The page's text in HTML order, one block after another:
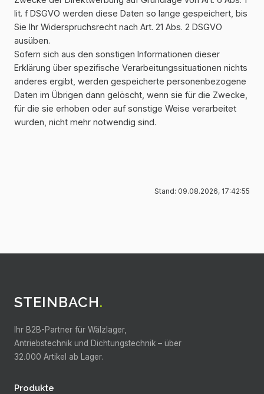
lit. f DSGVO werden diese Daten so lange gespeichert, bis
Sie Ihr Widerspruchsrecht nach Art. 21 Abs. 2 DSGVO
ausüben.
Sofern sich aus den sonstigen Informationen dieser
Erklärung über spezifische Verarbeitungssituationen nichts
anderes ergibt, werden gespeicherte personenbezogene
Daten im Übrigen dann gelöscht, wenn sie für die Zwecke,
für die sie erhoben oder auf sonstige Weise verarbeitet
wurden, nicht mehr notwendig sind.
Stand: 09.08.2026, 17:42:55
STEINBACH.
Ihr B2B-Partner für Wälzlager,
Antriebstechnik und Dichtungstechnik – über
32.000 Artikel ab Lager.
Produkte